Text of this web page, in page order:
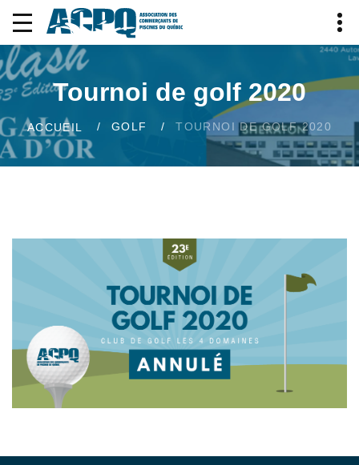
Tournoi de golf 2020
ACCUEIL GOLF TOURNOI DE GOLF 2020